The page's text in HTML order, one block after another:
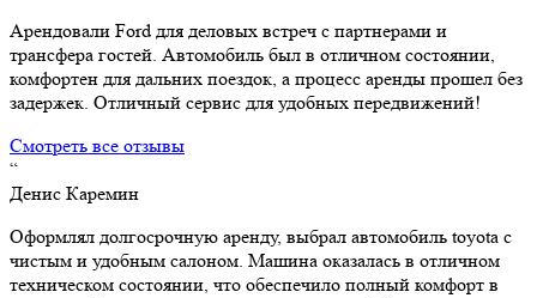
Арендовали Ford для деловых встреч с партнерами и
трансфера гостей. Автомобиль был в отличном состоянии,
комфортен для дальних поездок, а процесс аренды прошел без
задержек. Отличный сервис для удобных передвижений!
Смотреть все отзывы
“
Денис Каремин
Оформлял долгосрочную аренду, выбрал автомобиль toyota с
чистым и удобным салоном. Машина оказалась в отличном
техническом состоянии, что обеспечило полный комфорт в